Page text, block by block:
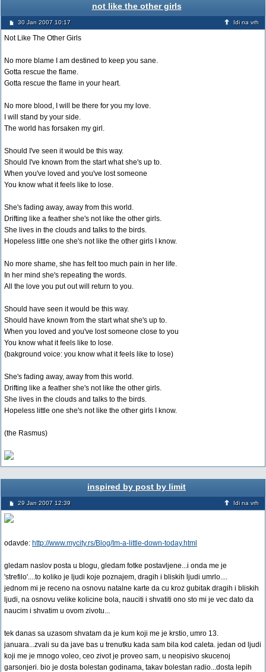
not like the other girls
30 Jan 2007 10:17 Idi na vrh
Not Like The Other Girls
No more blame I am destined to keep you sane.
Gotta rescue the flame.
Gotta rescue the flame in your heart.
No more blood, I will be there for you my love.
I will stand by your side.
The world has forsaken my girl.
Should I've seen it would be this way.
Should I've known from the start what she's up to.
When you've loved and you've lost someone
You know what it feels like to lose.
She's fading away, away from this world.
Drifting like a feather she's not like the other girls.
She lives in the clouds and talks to the birds.
Hopeless little one she's not like the other girls I know.
No more shame, she has felt too much pain in her life.
In her mind she's repeating the words.
All the love you put out will return to you.
Should have seen it would be this way.
Should have known from the start what she's up to.
When you loved and you've lost someone close to you
You know what it feels like to lose.
(bakground voice: you know what it feels like to lose)
She's fading away, away from this world.
Drifting like a feather she's not like the other girls.
She lives in the clouds and talks to the birds.
Hopeless little one she's not like the other girls I know.
(the Rasmus)
inspired by post by limit
29 Jan 2007 12:39 Idi na vrh
odavde: http://www.mycity.rs/Blog/Im-a-little-down-today.html
gledam naslov posta u blogu, gledam fotke postavljene...i onda me je
'strefilo'....to koliko je ljudi koje poznajem, dragih i bliskih ljudi umrlo....
jednom mi je receno na osnovu natalne karte da cu kroz gubitak dragih i bliskih
ljudi, na osnovu velike kolicine bola, nauciti i shvatiti ono sto mi je vec dato da
naucim i shvatim u ovom zivotu...
tek danas sa uzasom shvatam da je kum koji me je krstio, umro 13.
januara...zvali su da jave bas u trenutku kada sam bila kod caleta. jedan od ljudi
koji me je mnogo voleo, ceo zivot je proveo sam, u neopisivo skucenoj
garsonjeri. bio je dosta bolestan godinama, takav bolestan radio...dosta lepih